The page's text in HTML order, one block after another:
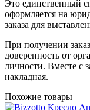
Это единственный
оформляется на
заказа для
При получении
доверенность от
личности. Вместе с
накладная.
Похожие товары